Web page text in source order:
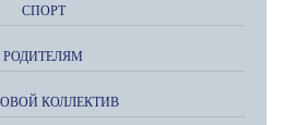
СПОРТ
РОДИТЕЛЯМ
КОЛЛЕКТИВ